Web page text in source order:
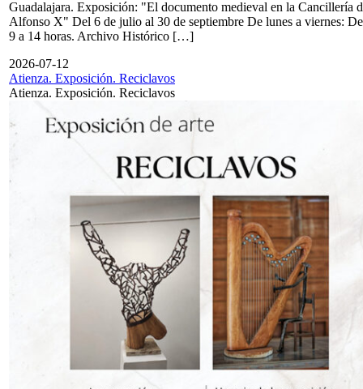
Guadalajara. Exposición: "El documento medieval en la Cancillería
Alfonso X" Del 6 de julio al 30 de septiembre De lunes a viernes: De
9 a 14 horas. Archivo Histórico […]
2026-07-12
Atienza. Exposición. Reciclavos
Atienza. Exposición. Reciclavos